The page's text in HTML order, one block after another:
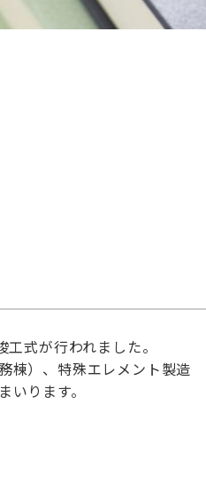
式が行われました。
棟）、特殊エレメント製造
いります。